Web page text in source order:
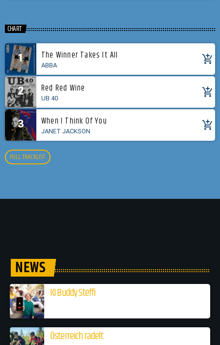
CHART
1 The Winner Takes It All
ABBA add_shopping_cart
2 Red Red Wine
UB 40 add_shopping_cart
3 When I Think Of You
JANET JACKSON add_shopping_cart
FULL TRACKLIST
NEWS
KI Buddy Steffi
Österreich radelt